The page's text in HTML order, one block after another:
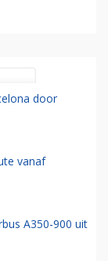
door
vanaf
A350-900 uit